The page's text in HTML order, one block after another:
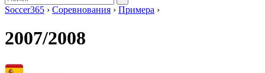
Soccer365 › Соревнования › Примера ›
2007/2008